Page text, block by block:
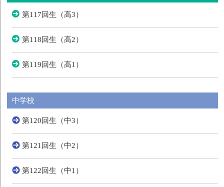
第117回生（高3）
第118回生（高2）
第119回生（高1）
中学校
第120回生（中3）
第121回生（中2）
第122回生（中1）